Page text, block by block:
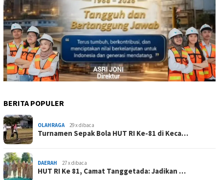
BERITA POPULER
OLAHRAGA 29 x dibaca
Turnamen Sepak Bola HUT RI Ke-81 di Keca…
DAERAH 27 x dibaca
HUT RI Ke 81, Camat Tanggetada: Jadikan …